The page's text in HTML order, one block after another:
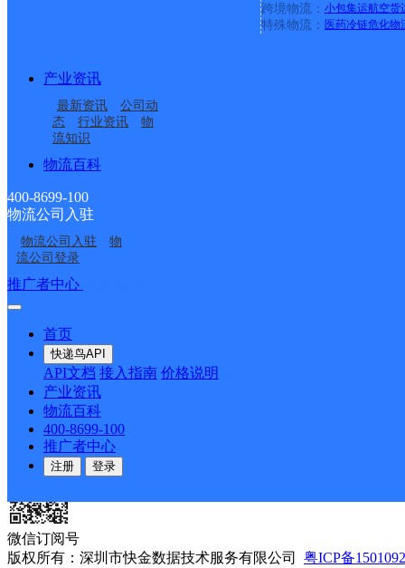
跨境物流： 小包集运航空货
特殊物流： 医药冷链危化物
产业资讯
最新资讯
公司动
态
行业资讯
物
流知识
物流百科
400-8699-100
物流公司入驻
物流公司入驻
物
流公司登录
推广者中心
首页
快递鸟API
API文档 接入指南 价格说明
产业资讯
物流百科
400-8699-100
推广者中心
注册 登录
公司介绍 企业动态
友情链接
商派 海淘转运
咨询电话：400-8699-100
微信公众号
微信订阅号
版权所有：深圳市快金数据技术服务有限公司 粤ICP备